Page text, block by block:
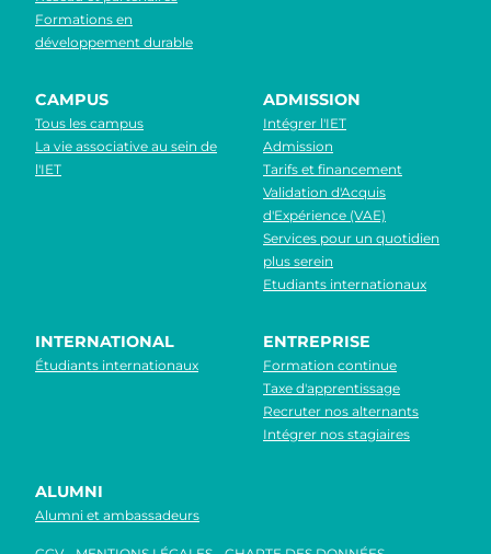
Formations en
développement durable
CAMPUS
Tous les campus
La vie associative au sein de
l'IET
ADMISSION
Intégrer l'IET
Admission
Tarifs et financement
Validation d'Acquis
d'Expérience (VAE)
Services pour un quotidien
plus serein
Etudiants internationaux
INTERNATIONAL
Étudiants internationaux
ENTREPRISE
Formation continue
Taxe d'apprentissage
Recruter nos alternants
Intégrer nos stagiaires
ALUMNI
Alumni et ambassadeurs